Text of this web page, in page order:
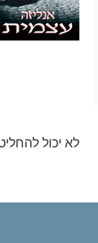
לא יכול